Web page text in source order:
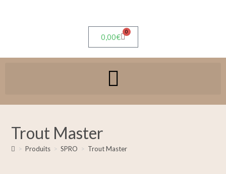
0,00€
0
Trout Master
> Produits > SPRO > Trout Master